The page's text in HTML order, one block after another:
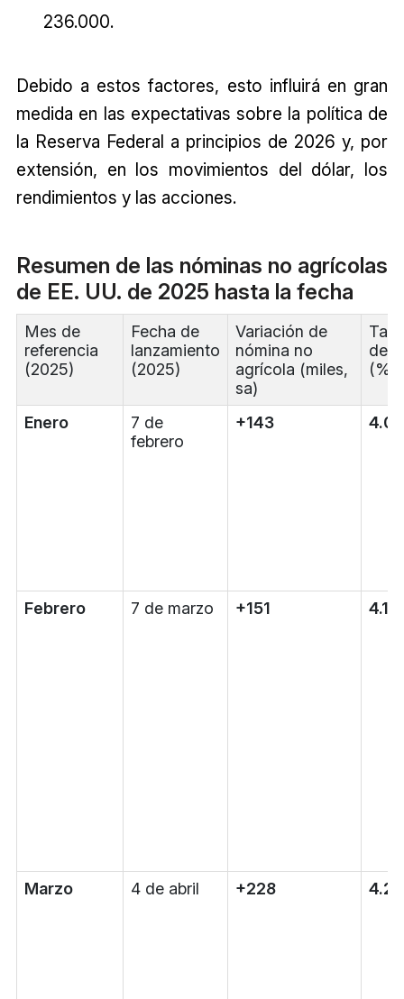
236.000.
Debido a estos factores, esto influirá en gran
medida en las expectativas sobre la política de
la Reserva Federal a principios de 2026 y, por
extensión, en los movimientos del dólar, los
rendimientos y las acciones.
Resumen de las nóminas no agrícolas
de EE. UU. de 2025 hasta la fecha
Mes de
referencia
(2025)
Fecha de
lanzamiento
(2025)
Variación de
nómina no
agrícola (miles,
sa)
(%)
Enero
7 de
febrero
+143 4.0
Febrero 7 de marzo +151 4.1
Marzo 4 de abril +228 4.2